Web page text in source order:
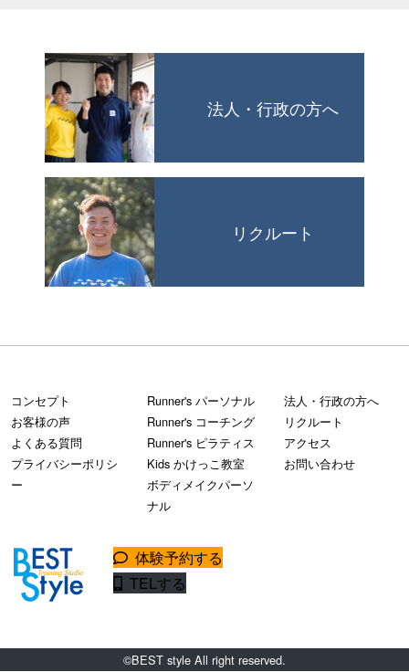
法人・行政の方へ
リクルート
コンセプト
お客様の声
よくある質問
プライバシーポリシ
ー
Runner's パーソナル
Runner's コーチング
Runner's ピラティス
Kids かけっこ教室
ボディメイクパーソ
ナル
法人・行政の方へ
リクルート
アクセス
お問い合わせ
体験予約する
TELする
©BEST style All right reserved.